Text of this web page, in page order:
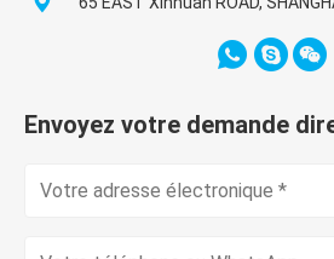
Envoyez votre demande